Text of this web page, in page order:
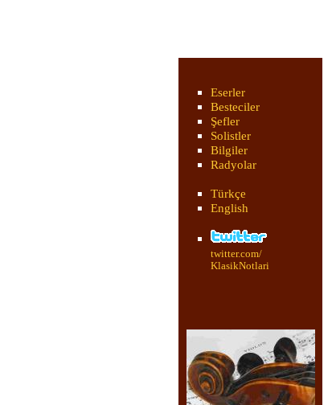
Eserler
Besteciler
Şefler
Solistler
Bilgiler
Radyolar
Türkçe
English
twitter.com/
KlasikNotlari